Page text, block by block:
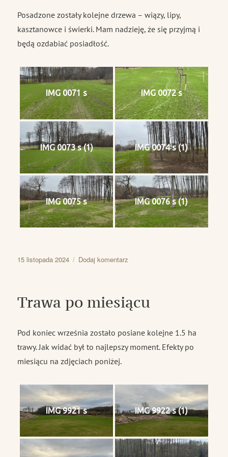
Posadzone zostały kolejne drzewa – wiązy, lipy,
kasztanowce i świerki. Mam nadzieję, że się przyjmą i
będą ozdabiać posiadłość.
IMG 0071 s IMG 0072 s
IMG 0073 s (1) IMG 0074 s (1)
IMG 0075 s IMG 0076 s (1)
Data
15 listopada 2024 Dodaj komentarz
Trawa po miesiącu
Pod koniec września zostało posiane kolejne 1.5 ha
trawy. Jak widać był to najlepszy moment. Efekty po
miesiącu na zdjęciach poniżej.
IMG 9921 s IMG 9922 s (1)